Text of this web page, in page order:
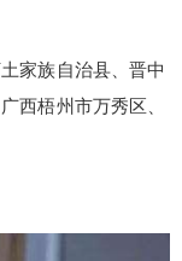
家族自治县、晋中
西梧州市万秀区、